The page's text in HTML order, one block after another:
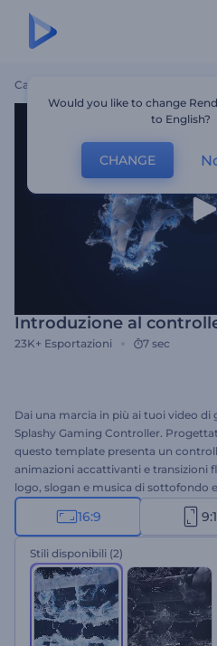
Casa
Introduzione al
23K+ Esportazioni 7 sec
Dai una marcia in più ai tuoi video
Splashy Gaming Controller.
questo template presenta un
animazioni accattivanti e transizioni
logo, slogan e musica di sottofondo
catturare l'attenzione del pubblico
per intro e outro di videogiochi, live
montaggi di gameplay e molti altri
porta i tuoi contenuti di gaming a un
16:9
Stili disponibili (2)
Would you like to change
to English?
CHANGE